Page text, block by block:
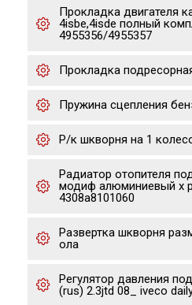
Прокладка двигателя
4isbe,4isde полный
4955356/4955357
Прокладка
Пружина сцепления
Р/к шкворня на 1
Радиатор отопителя
модиф алюминиевый х
4308a8101060
Развертка шкворня
ола
Регулятор давления
(rus) 2.3jtd 08_ iveco